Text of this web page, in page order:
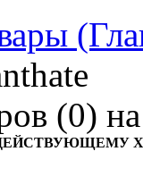
(0)